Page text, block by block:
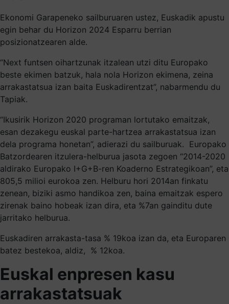
Ekonomi Garapeneko sailburuaren ustez, Euskadik apustu
egin behar du Horizon 2024 Esparru berrian
posizionatzearen alde.
“Next funtsen oihartzunak itzalean utzi ditu Europako
beste ekimen batzuk, hala nola Horizon ekimena, zeina
arrakastatsua izan baita Euskadirentzat”, nabarmendu du
Tapiak.
“Ikusirik Horizon 2020 programan lortutako emaitzak,
esan dezakegu euskal parte-hartzea arrakastatsua izan
dela programa honetan”, adierazi du sailburuak. Europako
Batzordearen itzulera-helburua jasota zegoen “2014-2020
aldirako Europako I+G+B-ren Koaderno Estrategikoan”, eta
805,5 milioi eurokoa zen. Helburu hori 2014an finkatu
zenean, biziki asmo handikoa zen, baina emaitzak espero
zirenak baino hobeak izan dira, eta %7an gainditu dute
jarritako helburua.
Euskadiren arrakasta-tasa % 19koa izan da, eta Europaren
batez bestekoa, aldiz, % 12koa.
Euskal enpresen kasu
arrakastatsuak